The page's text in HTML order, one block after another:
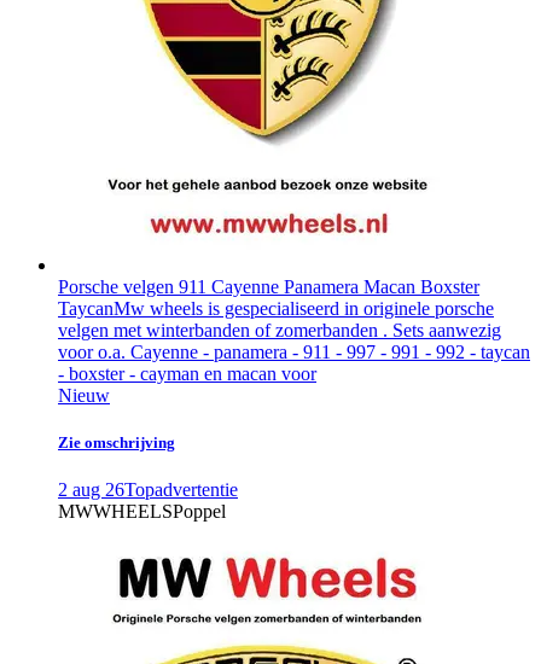
Porsche velgen 911 Cayenne Panamera Macan Boxster
TaycanMw wheels is gespecialiseerd in originele porsche
velgen met winterbanden of zomerbanden . Sets aanwezig
voor o.a. Cayenne - panamera - 911 - 997 - 991 - 992 - taycan
- boxster - cayman en macan voor
Nieuw
Zie omschrijving
2 aug 26Topadvertentie
MWWHEELSPoppel